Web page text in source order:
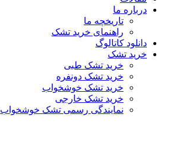
درباره ما
تاریخچه ما
راهنمای خرید تشک
دانلود کاتالوگ
خرید تشک
خرید تشک طبی
خرید تشک دونفره
خرید تشک خوشخواب
خرید تشک خارجی
نمایندگی رسمی تشک خوشخواب